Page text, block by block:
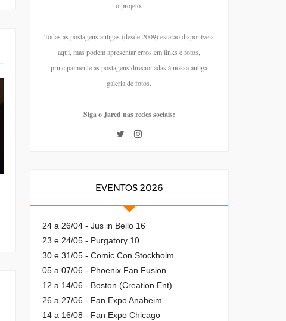
o projeto.
Todas as postagens antigas (desde 2009) estarão disponíveis
aqui, mas podem apresentar erros em links e fotos,
principalmente as postagens direcionadas à nossa antiga
galeria de fotos.
Siga o Jared nas redes sociais:
EVENTOS 2026
24 a 26/04 - Jus in Bello 16
23 e 24/05 - Purgatory 10
30 e 31/05 - Comic Con Stockholm
05 a 07/06 - Phoenix Fan Fusion
12 a 14/06 - Boston (Creation Ent)
26 a 27/06 - Fan Expo Anaheim
14 a 16/08 - Fan Expo Chicago